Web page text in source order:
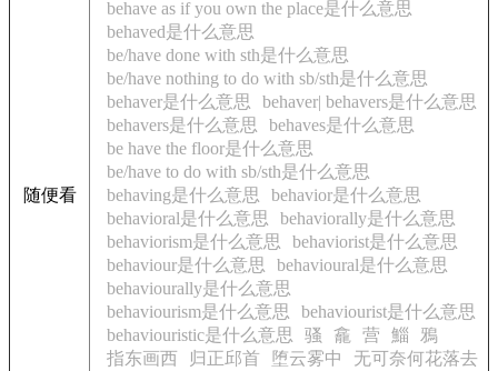
随便看
behave as if you own the place是什么意思
behaved是什么意思
be/have done with sth是什么意思
be/have nothing to do with sb/sth是什么意思
behaver是什么意思
behaver| behavers是什么意思
behavers是什么意思
behaves是什么意思
be have the floor是什么意思
be/have to do with sb/sth是什么意思
behaving是什么意思
behavior是什么意思
behavioral是什么意思
behaviorally是什么意思
behaviorism是什么意思
behaviorist是什么意思
behaviour是什么意思
behavioural是什么意思
behaviourally是什么意思
behaviourism是什么意思
behaviourist是什么意思
behaviouristic是什么意思
骚 龕 营 鯔
鴉
指东画西
归正邱首 堕云雾中
无可奈何花落去